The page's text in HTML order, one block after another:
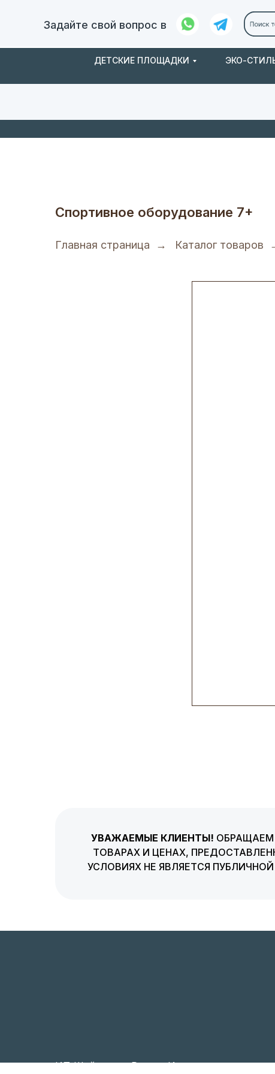
Задайте свой вопрос в
ДЕТСКИЕ ПЛОЩАДКИ ЭКО-
Спортивное оборудование 7+
Главная страница → Каталог товаров
УВАЖАЕМЫЕ КЛИЕНТЫ! ОБРАЩАЕМ
ТОВАРАХ И ЦЕНАХ,
УСЛОВИЯХ НЕ ЯВЛЯЕТСЯ
ИП Шайганова Регина Ирековна